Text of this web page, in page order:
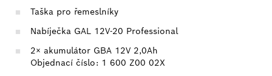
Taška pro řemeslníky
Nabíječka GAL 12V-20 Professional
2× akumulátor GBA 12V 2,0Ah
Objednací číslo: 1 600 Z00 02X